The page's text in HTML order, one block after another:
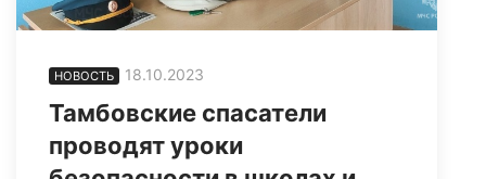
НОВОСТЬ 18.10.2023
Тамбовские спасатели
проводят уроки